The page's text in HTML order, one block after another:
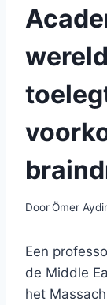
DoorÖmer
Een
de Middle
het